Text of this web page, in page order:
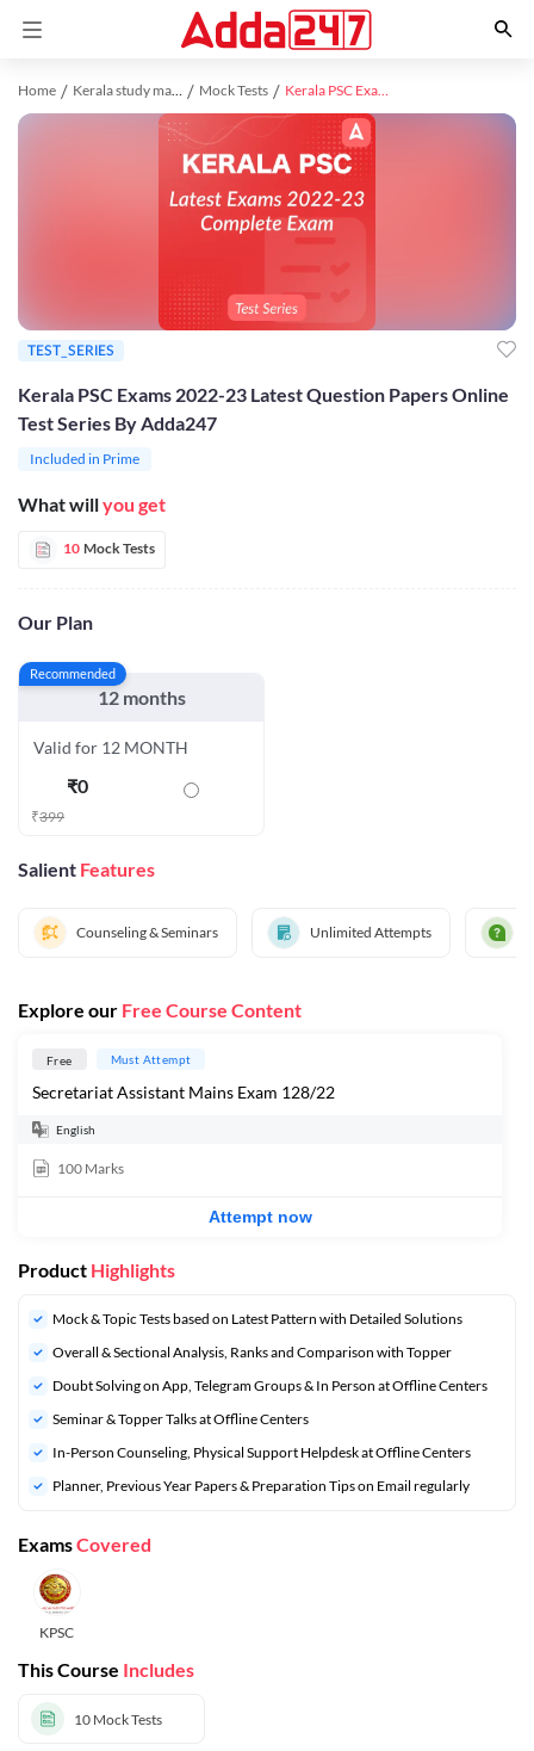
Home Kerala study material Mock Tests Kerala PSC Exams 2022-23 Latest Question Papers Online Test Series By Adda247
Kerala PSC Exams 2022-23 Latest Question Papers Online
Test Series By Adda247
Included in Prime
What willyou get
10 Mock Tests
Our Plan
Recommended
12 months
Valid for 12 MONTH
₹0
₹399
Salient Features
Counseling & Seminars Unlimited Attempts
TEST_SERIES
Explore our Free Course Content
Free Must Attempt
Secretariat Assistant Mains Exam 128/22
English
100 Marks
Attempt now
Product Highlights
Mock & Topic Tests based on Latest Pattern with Detailed Solutions
Overall & Sectional Analysis, Ranks and Comparison with Topper
Doubt Solving on App, Telegram Groups & In Person at Offline Centers
Seminar & Topper Talks at Offline Centers
In-Person Counseling, Physical Support Helpdesk at Offline Centers
Planner, Previous Year Papers & Preparation Tips on Email regularly
ExamsCovered
KPSC
This Course Includes
10 Mock Tests